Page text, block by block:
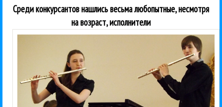
Среди конкурсантов нашлись весьма любопытные, несмотря
на возраст, исполнители